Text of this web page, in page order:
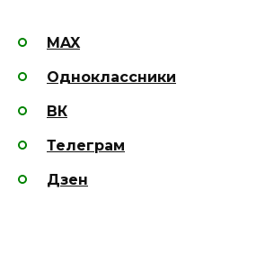
MAX
Одноклассники
ВК
Телеграм
Дзен